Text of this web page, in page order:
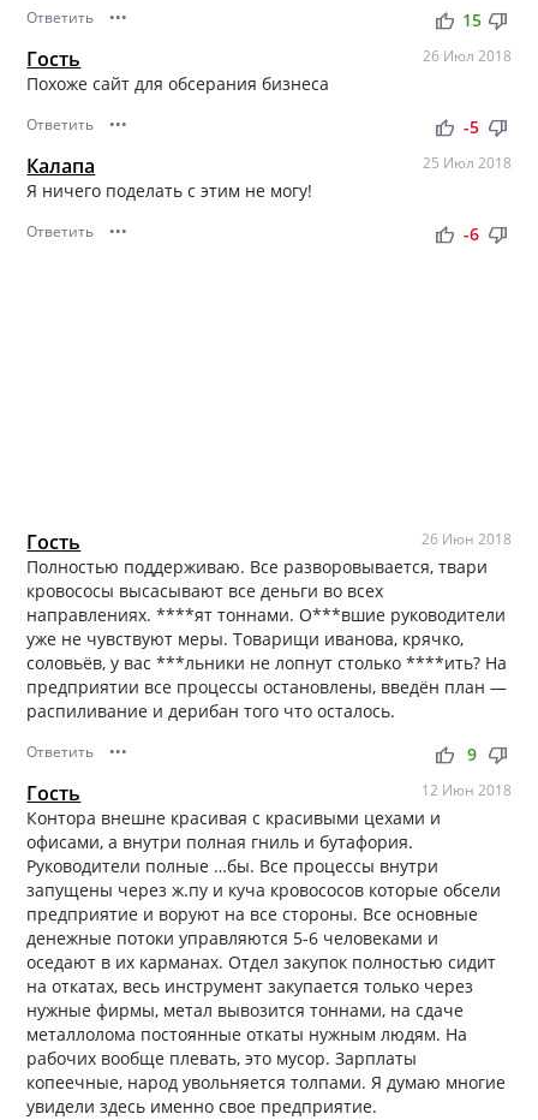
Ответить ••• thumb_up thumb_down
15
Гость 26 Июл 2018
Похоже сайт для обсерания бизнеса
Ответить ••• thumb_up thumb_down
-5
Калапа 25 Июл 2018
Я ничего поделать с этим не могу!
Ответить ••• thumb_up thumb_down
-6
Гость 26 Июн 2018
Полностью поддерживаю. Все разворовывается, твари
кровососы высасывают все деньги во всех
направлениях. ****ят тоннами. О***вшие руководители
уже не чувствуют меры. Товарищи иванова, крячко,
соловьёв, у вас ***льники не лопнут столько ****ить? На
предприятии все процессы остановлены, введён план —
распиливание и дерибан того что осталось.
Ответить ••• thumb_up thumb_down
9
Гость 12 Июн 2018
Контора внешне красивая с красивыми цехами и
офисами, а внутри полная гниль и бутафория.
Руководители полные …бы. Все процессы внутри
запущены через ж.пу и куча кровососов которые обсели
предприятие и воруют на все стороны. Все основные
денежные потоки управляются 5-6 человеками и
оседают в их карманах. Отдел закупок полностью сидит
на откатах, весь инструмент закупается только через
нужные фирмы, метал вывозится тоннами, на сдаче
металлолома постоянные откаты нужным людям. На
рабочих вообще плевать, это мусор. Зарплаты
копеечные, народ увольняется толпами. Я думаю многие
увидели здесь именно свое предприятие.